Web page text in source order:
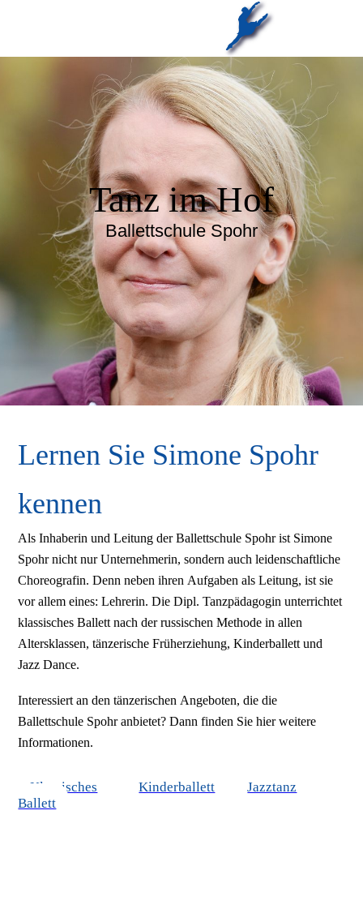
Tanz im Hof
Ballettschule Spohr
Lernen Sie Simone Spohr
kennen
Als Inhaberin und Leitung der Ballettschule Spohr ist Simone
Spohr nicht nur Unternehmerin, sondern auch leidenschaftliche
Choreografin. Denn neben ihren Aufgaben als Leitung, ist sie
vor allem eines: Lehrerin. Die Dipl. Tanzpädagogin unterrichtet
klassisches Ballett nach der russischen Methode in allen
Altersklassen, tänzerische Früherziehung, Kinderballett und
Jazz Dance.
Interessiert an den tänzerischen Angeboten, die die
Ballettschule Spohr anbietet? Dann finden Sie hier weitere
Informationen.
Klassisches
Ballett
Kinderballett Jazztanz